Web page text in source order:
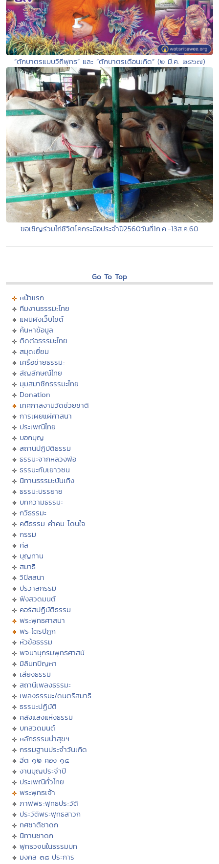
“ตักบาตรแบบวิถีพุทธ” และ “ตักบาตรเดือนเกิด” (๒ มี.ค. ๒๕๖๗)
ขอเชิญร่วมไถ่ชีวิตโคกระบือประจำปี2560วันที่1ก.ค.-13ส.ค.60
Go To Top
หน้าแรก
ทีมงานธรรมะไทย
แผนผังเว็บไซต์
ค้นหาข้อมูล
ติดต่อธรรมะไทย
สมุดเยี่ยม
เครือข่ายธรรมะ
สัญลักษณ์ไทย
มุมสมาชิกธรรมะไทย
Donation
เทศกาลงานวัดช่วยชาติ
การเผยแผ่ศาสนา
ประเพณีไทย
บอกบุญ
สถานปฏิบัติธรรม
ธรรมะจากหลวงพ่อ
ธรรมะกับเยาวชน
นิทานธรรมะบันเทิง
ธรรมะบรรยาย
บทความธรรมะ
กวีธรรมะ
คติธรรม คำคม โดนใจ
กรรม
ศีล
บุญทาน
สมาธิ
วิปัสสนา
ปริวาสกรรม
ฟังสวดมนต์
คอร์สปฏิบัติธรรม
พระพุทธศาสนา
พระไตรปิฏก
หัวข้อธรรม
พจนานุกรมพุทธศาสน์
มิลินทปัญหา
เสียงธรรม
สถานีเพลงธรรมะ
เพลงธรรมะ/ดนตรีสมาธิ
ธรรมะปฏิบัติ
คลังแสงแห่งธรรม
บทสวดมนต์
หลักธรรมนำสุขฯ
กรรมฐานประจำวันเกิด
ฮีต ๑๒ คอง ๑๔
งานบุญประจำปี
ประเพณีทั่วไทย
พระพุทธเจ้า
ภาพพระพุทธประวัติ
ประวัติพระพุทธสาวก
ทศชาติชาดก
นิทานชาดก
พุทธวจนในธรรมบท
มงคล ๓๘ ประการ